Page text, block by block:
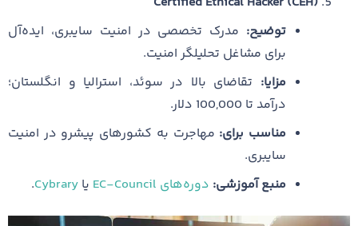
توضیح: مدرک تخصصی در امنیت سایبری، ایده‌آل
برای مشاغل تحلیلگر امنیت.
مزایا: تقاضای بالا در سوئد، استرالیا و انگلستان؛
درآمد تا 100,000 دلار.
مناسب برای: مهاجرت به کشورهای پیشرو در امنیت
سایبری.
منبع آموزشی: دوره‌های EC-Council یا Cybrary
.